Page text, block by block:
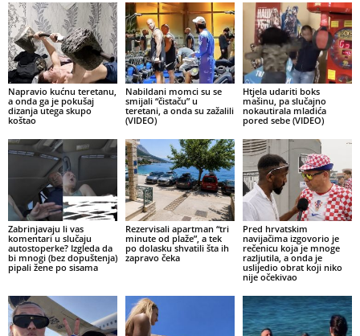
Napravio kućnu teretanu,
a onda ga je pokušaj
dizanja utega skupo
koštao
Nabildani momci su se
smijali “čistaču” u
teretani, a onda su zažalili
(VIDEO)
Htjela udariti boks
mašinu, pa slučajno
nokautirala mladića
pored sebe (VIDEO)
Zabrinjavaju li vas
komentari u slučaju
autostoperke? Izgleda da
bi mnogi (bez dopuštenja)
pipali žene po sisama
Rezervisali apartman “tri
minute od plaže”, a tek
po dolasku shvatili šta ih
zapravo čeka
Pred hrvatskim
navijačima izgovorio je
rečenicu koja je mnoge
razljutila, a onda je
uslijedio obrat koji niko
nije očekivao